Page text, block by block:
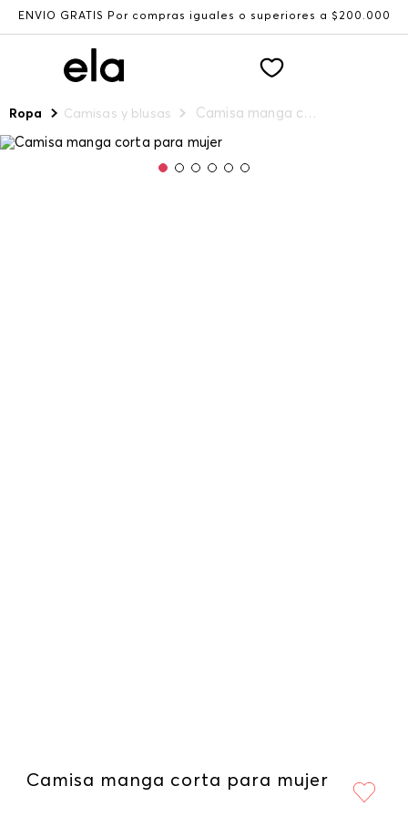
ENVÍO GRATIS Por compras iguales o superiores a $200.000
Ropa Camisas y blusas Camisa manga corta para mujer
Camisa manga corta para mujer